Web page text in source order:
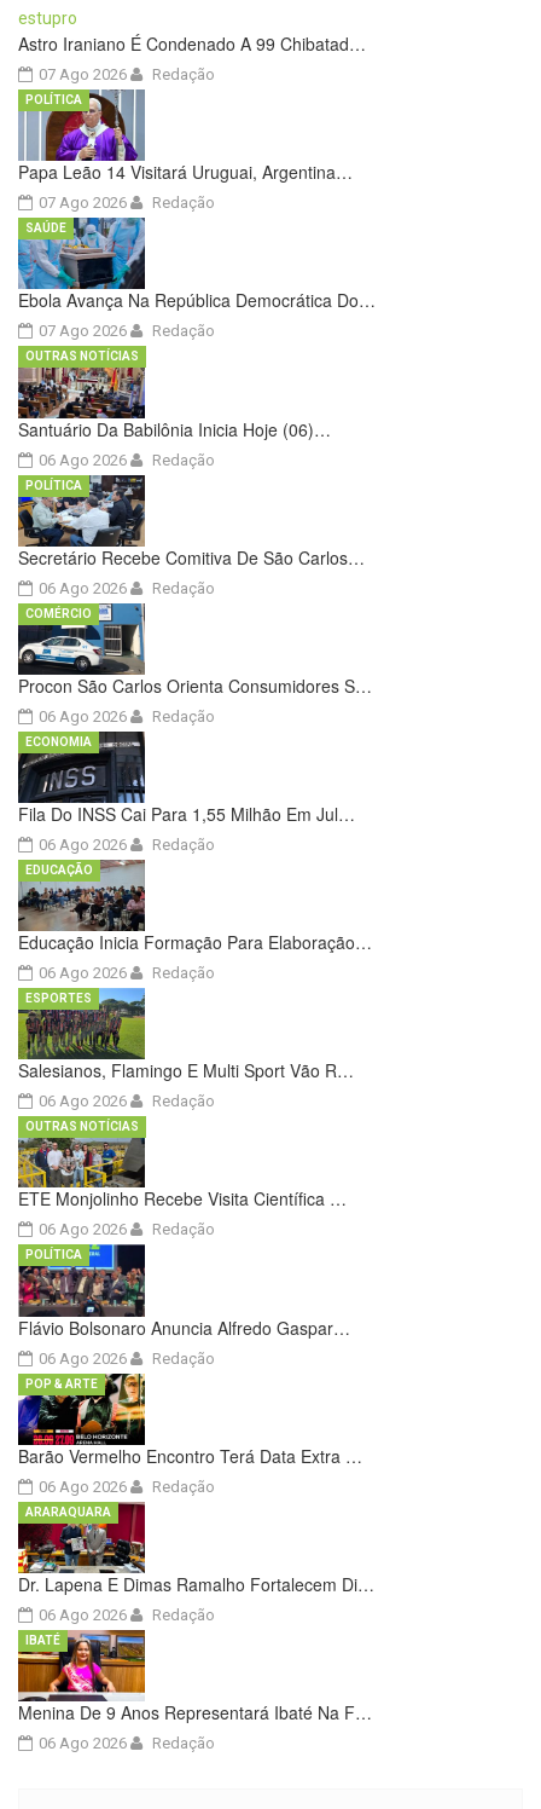
Astro Iraniano É Condenado A 99 Chibatad…
07 Ago 2026 Redação
Papa Leão 14 Visitará Uruguai, Argentina…
07 Ago 2026
POLÍTICA
Redação
Ebola Avança Na República Democrática Do…
07 Ago 2026
SAÚDE
Redação
Santuário Da Babilônia Inicia Hoje (06)…
06 Ago 2026
OUTRAS NOTÍCIAS
Redação
Secretário Recebe Comitiva De São Carlos…
06 Ago 2026
POLÍTICA
Redação
Procon São Carlos Orienta Consumidores S…
06 Ago 2026
COMÉRCIO
Redação
Fila Do INSS Cai Para 1,55 Milhão Em Jul…
06 Ago 2026
ECONOMIA
Redação
Educação Inicia Formação Para Elaboração…
06 Ago 2026
EDUCAÇÃO
Redação
Salesianos, Flamingo E Multi Sport Vão R…
06 Ago 2026
ESPORTES
Redação
ETE Monjolinho Recebe Visita Científica …
06 Ago 2026
OUTRAS NOTÍCIAS
Redação
Flávio Bolsonaro Anuncia Alfredo Gaspar…
06 Ago 2026
POLÍTICA
Redação
Barão Vermelho Encontro Terá Data Extra …
06 Ago 2026
POP & ARTE
Redação
Dr. Lapena E Dimas Ramalho Fortalecem Di…
06 Ago 2026
ARARAQUARA
Redação
Menina De 9 Anos Representará Ibaté Na F…
06 Ago 2026
IBATÉ
Redação